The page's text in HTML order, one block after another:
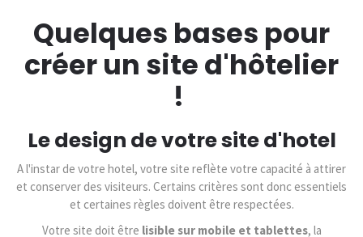
Quelques bases pour
créer un site d'hôtelier
!
Le design de votre site d'hotel
A l'instar de votre hotel, votre site reflète votre capacité à attirer
et conserver des visiteurs. Certains critères sont donc essentiels
et certaines règles doivent être respectées.
Votre site doit être lisible sur mobile et tablettes, la